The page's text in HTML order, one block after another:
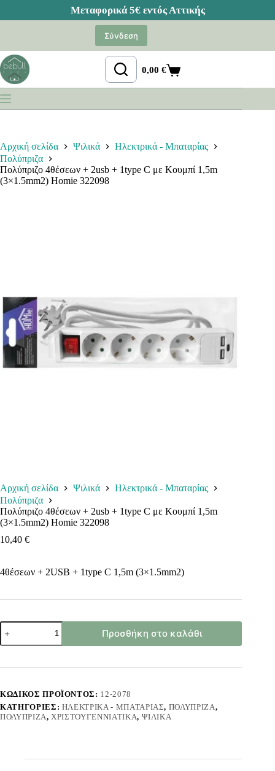
Σύνδεση
Καλάθι
Αγορών
0,00€
Αρχική σελίδα Ψιλικά
Ηλεκτρικά - Μπαταρίας
Πολύπριζα
Πολύπριζο 4θέσεων + 2usb + 1type C με Κουμπί 1,5m
(3×1.5mm2) Homie 322098
Αρχική σελίδα Ψιλικά
Ηλεκτρικά - Μπαταρίας
Πολύπριζα
Πολύπριζο 4θέσεων + 2usb + 1type C με Κουμπί 1,5m
(3×1.5mm2) Homie 322098
10,40 €
4θέσεων + 2USB + 1type C 1,5m (3×1.5mm2)
Πολύπριζο
4θέσεων
+
+
με
Κουμπί
1,5m
ποσότητα
Προσθήκη στο καλάθι
ΚΩΔΙΚΌΣ ΠΡΟΪΌΝΤΟΣ: 12-2078
ΚΑΤΗΓΟΡΊΕΣ: ΗΛΕΚΤΡΙΚΆ - ΜΠΑΤΑΡΊΑΣ, ΠΟΛΎΠΡΙΖΑ,
ΠΟΛΎΠΡΙΖΑ, ΧΡΙΣΤΟΥΓΕΝΝΙΆΤΙΚΑ, ΨΙΛΙΚΆ